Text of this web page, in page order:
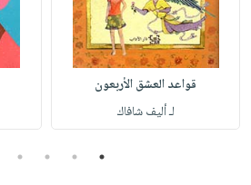
قواعد العشق الأربعون
لـ أليف شافاك
1
2
3
4